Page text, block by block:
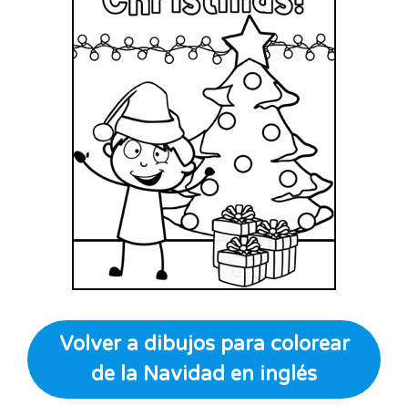
Volver a dibujos para colorear
de la Navidad en inglés